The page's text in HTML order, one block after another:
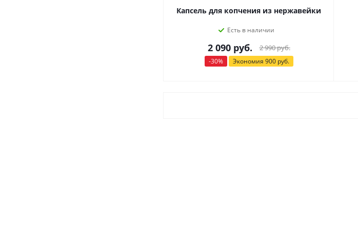
Капсель для копчения из нержавейки
Есть в наличии
2 090руб. 2 990руб.
-30% Экономия 900руб.